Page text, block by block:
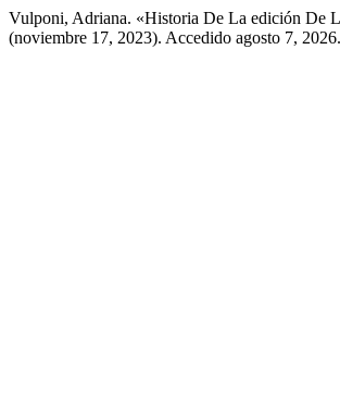
Vulponi, Adriana. «Historia De La edición De
(noviembre 17, 2023). Accedido agosto 7,